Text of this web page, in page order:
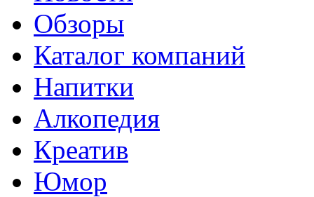
Обзоры
Каталог компаний
Напитки
Алкопедия
Креатив
Юмор